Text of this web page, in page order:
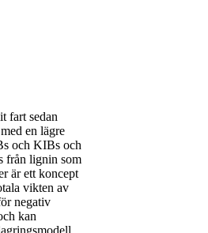
fart sedan
en lägre
och KIBs och
från lignin som
är ett koncept
vikten av
negativ
kan